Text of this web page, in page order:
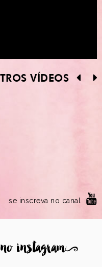
VÍDEOS
se inscreva no canal
instagram9